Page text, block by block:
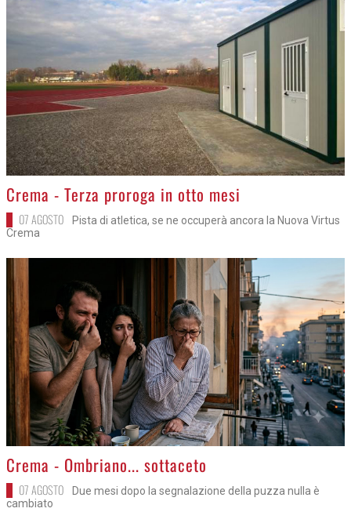
>
Crema - Terza proroga in otto mesi
07 AGOSTO
Pista di atletica, se ne occuperà ancora la Nuova Virtus
Crema
>
Crema - Ombriano... sottaceto
07 AGOSTO
Due mesi dopo la segnalazione della puzza nulla è
cambiato